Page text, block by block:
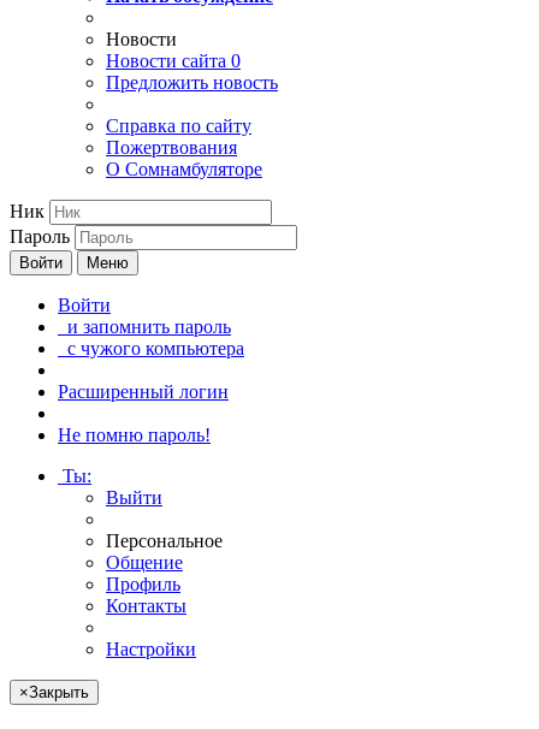
Новости
Новости сайта 0
Предложить новость
Справка по сайту
Пожертвования
О Сомнамбуляторе
Ник
Пароль
Войти Меню
Войти
и запомнить пароль
с чужого компьютера
Расширенный логин
Не помню пароль!
Ты:
Выйти
Персональное
Общение
Профиль
Контакты
Настройки
×Закрыть